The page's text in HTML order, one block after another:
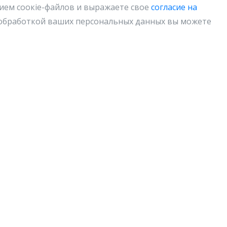
соокіе-файлов и выражаете свое согласие на
ваших персональных данных вы можете